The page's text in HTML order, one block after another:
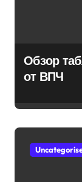
Обзор
от ВПЧ